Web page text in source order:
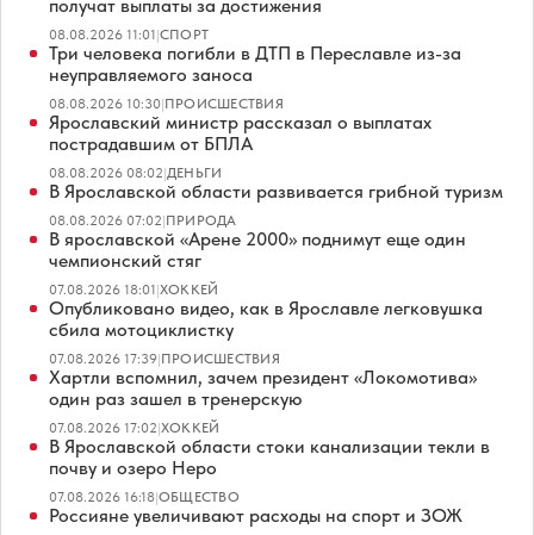
получат выплаты за достижения
08.08.2026 11:01|СПОРТ
Три человека погибли в ДТП в Переславле из-за
неуправляемого заноса
08.08.2026 10:30|ПРОИСШЕСТВИЯ
Ярославский министр рассказал о выплатах
пострадавшим от БПЛА
08.08.2026 08:02|ДЕНЬГИ
В Ярославской области развивается грибной туризм
08.08.2026 07:02|ПРИРОДА
В ярославской «Арене 2000» поднимут еще один
чемпионский стяг
07.08.2026 18:01|ХОККЕЙ
Опубликовано видео, как в Ярославле легковушка
сбила мотоциклистку
07.08.2026 17:39|ПРОИСШЕСТВИЯ
Хартли вспомнил, зачем президент «Локомотива»
один раз зашел в тренерскую
07.08.2026 17:02|ХОККЕЙ
В Ярославской области стоки канализации текли в
почву и озеро Неро
07.08.2026 16:18|ОБЩЕСТВО
Россияне увеличивают расходы на спорт и ЗОЖ